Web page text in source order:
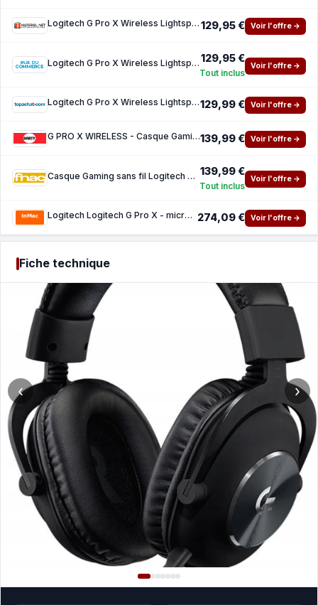
Logitech G Pro X Wireless Lightspeed 129,95 € Voir l'offre →
Logitech G Pro X Wireless Lightspeed Gaming Headset (Black) 129,95 €
Tout inclus
Voir l'offre →
Logitech G Pro X Wireless Lightspeed129,99 € Voir l'offre →
G PRO X WIRELESS - Casque Gaming Sans Fil Logitech G PRO X Avec Blue VO!CE139,99 € Voir l'offre →
Casque Gaming sans fil Logitech Pro X Lightspeed Black 139,99 €
Tout inclus
Voir l'offre →
Logitech Logitech G Pro X - micro-casque 274,09 € Voir l'offre →
Fiche technique
‹ ›